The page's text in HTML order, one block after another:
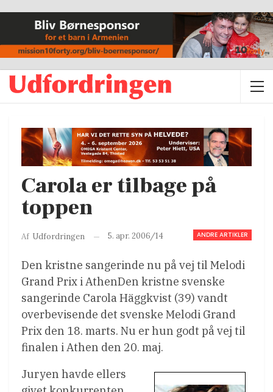
Carola er tilbage på
toppen
ANDRE ARTIKLER
Af Udfordringen 5. apr. 2006/14
Den kristne sangerinde nu på vej til Melodi
Grand Prix i AthenDen kristne svenske
sangerinde Carola Häggkvist (39) vandt
overbevisende det svenske Melodi Grand
Prix den 18. marts. Nu er hun godt på vej til
finalen i Athen den 20. maj.
Juryen havde ellers